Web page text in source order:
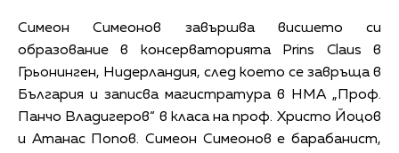
Симеон Симеонов завършва висшето си
образование в консерваторията Prins Claus в
Грьонинген, Нидерландия, след което се завръща в
България и записва магистратура в НМА „Проф.
Панчо Владигеров“ в класа на проф. Христо Йоцов
и Атанас Попов. Симеон Симеонов е барабанист,